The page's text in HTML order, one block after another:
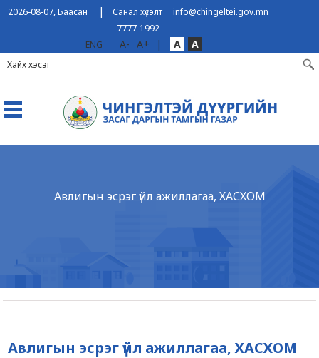
2026-08-07, Баасан |Санал хүсэлт
info@chingeltei.gov.mn
7777-1992
ENG
A- A+ | A A
Авлигын эсрэг үйл ажиллагаа, ХАСХОМ
Авлигын эсрэг үйл ажиллагаа, ХАСХОМ